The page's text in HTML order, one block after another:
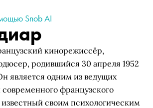
Snob AI
кинорежиссёр,
родившийся 30 апреля 1952
является одним из ведущих
французского
своим психологическим